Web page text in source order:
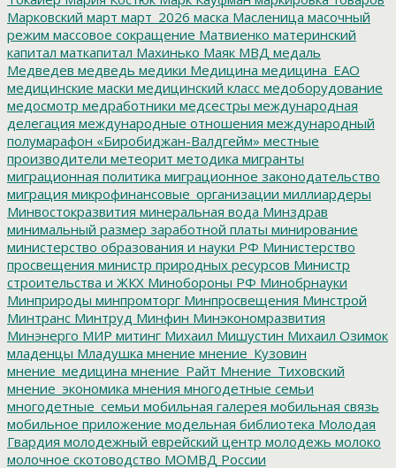
Марковский март март_2026 маска Масленица масочный
режим массовое сокращение Матвиенко материнский
капитал маткапитал Махинько Маяк МВД медаль
Медведев медведь медики Медицина медицина_ЕАО
медицинские маски медицинский класс медоборудование
медосмотр медработники медсестры международная
делегация международные отношения международный
полумарафон «Биробиджан-Валдгейм» местные
производители метеорит методика мигранты
миграционная политика миграционное законодательство
миграция микрофинансовые_организации миллиардеры
Минвостокразвития минеральная вода Минздрав
минимальный размер заработной платы минирование
министерство образования и науки РФ Министерство
просвещения министр природных ресурсов Министр
строительства и ЖКХ Минобороны РФ Минобрнауки
Минприроды минпромторг Минпросвещения Минстрой
Минтранс Минтруд Минфин Минэкономразвития
Минэнерго МИР митинг Михаил Мишустин Михаил Озимок
младенцы Младушка мнение мнение_Кузовин
мнение_медицина мнение_Райт Мнение_Тиховский
мнение_экономика мнения многодетные семьи
многодетные_семьи мобильная галерея мобильная связь
мобильное приложение модельная библиотека Молодая
Гвардия молодежный еврейский центр молодежь молоко
молочное скотоводство МОМВД России